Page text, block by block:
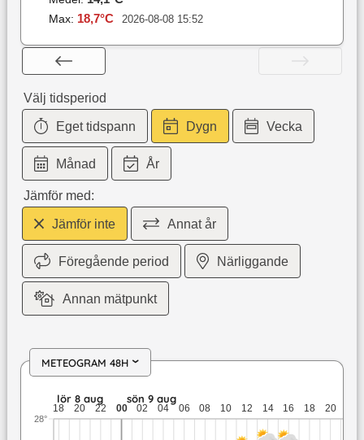
Max: 18,7°C 2026-08-08 15:52
Välj tidsperiod
Eget tidspann Dygn Vecka
Månad År
Jämför med:
Jämför inte Annat år
Föregående period Närliggande
Annan mätpunkt
METEOGRAM 48H ›
lör 8 aug: 17,3 till 12,6 grader: ingen nederbörd: upp till
lör 8 aug sön 9 aug
18 20 22 00 02 04 06 08 10 12 14 16 18 20
28°